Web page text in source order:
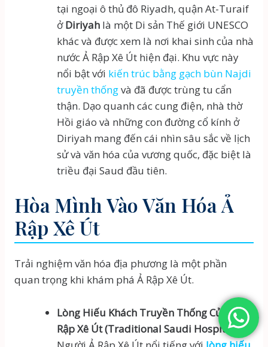
tại ngoại ô thủ đô Riyadh, quận At-Turaif
ởDiriyahlà một Di sản Thế giới UNESCO
khác và được xem là nơi khai sinh của nhà
nước Ả Rập Xê Út hiện đại. Khu vực này
nổi bật với kiến trúc bằng gạch bùn Najdi
truyền thốngvà đã được trùng tu cẩn
thận. Dạo quanh các cung điện, nhà thờ
Hồi giáo và những con đường cổ kính ở
Diriyah mang đến cái nhìn sâu sắc về lịch
sử và văn hóa của vương quốc, đặc biệt là
triều đại Saud đầu tiên.
Hòa Mình Vào Văn Hóa Ả
Rập Xê Út
Trải nghiệm văn hóa địa phương là một phần
quan trọng khi khám phá Ả Rập Xê Út.
Lòng Hiếu Khách Truyền Thống Của Ả
Rập Xê Út (Traditional Saudi Hospitality):